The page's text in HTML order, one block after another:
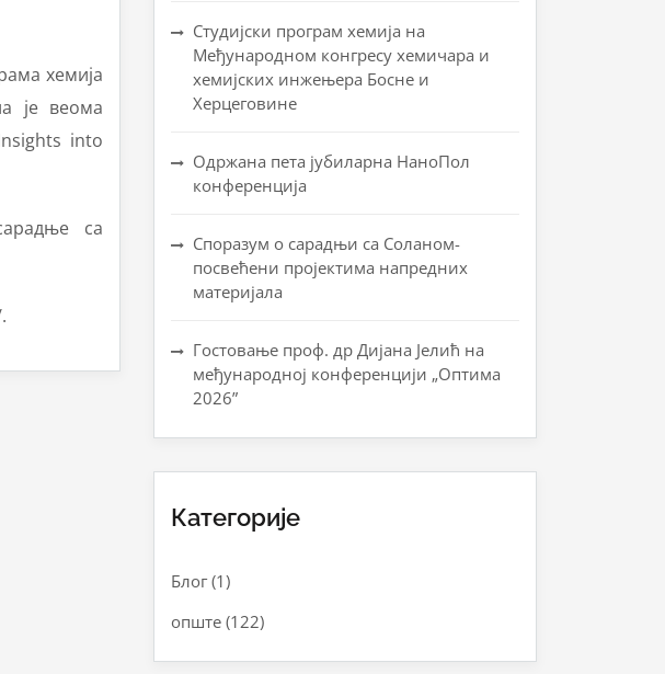
хемија
је веома
into
са
.
Студијски програм хемија на
Међународном конгресу хемичара и
хемијских инжењера Босне и
Херцеговине
Одржана пета јубиларна НаноПол
конференција
Споразум о сарадњи са Соланом-
посвећени пројектима напредних
материјала
Гостовање проф. др Дијана Јелић на
међународној конференцији „Оптима
2026”
Категорије
Блог(1)
опште (122)